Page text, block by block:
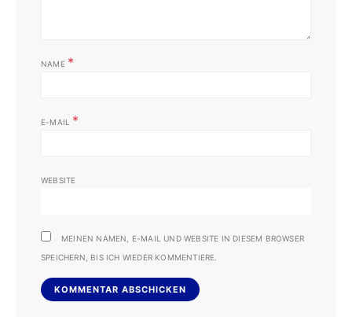
NAME *
E-MAIL *
WEBSITE
MEINEN NAMEN, E-MAIL UND WEBSITE IN DIESEM BROWSER
SPEICHERN, BIS ICH WIEDER KOMMENTIERE.